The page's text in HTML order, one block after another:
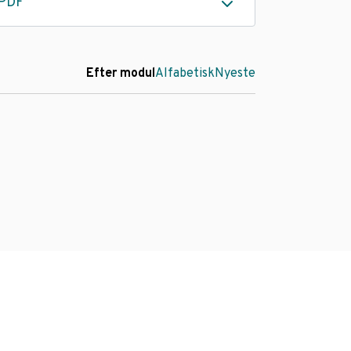
Efter modulAlfabetiskNyeste